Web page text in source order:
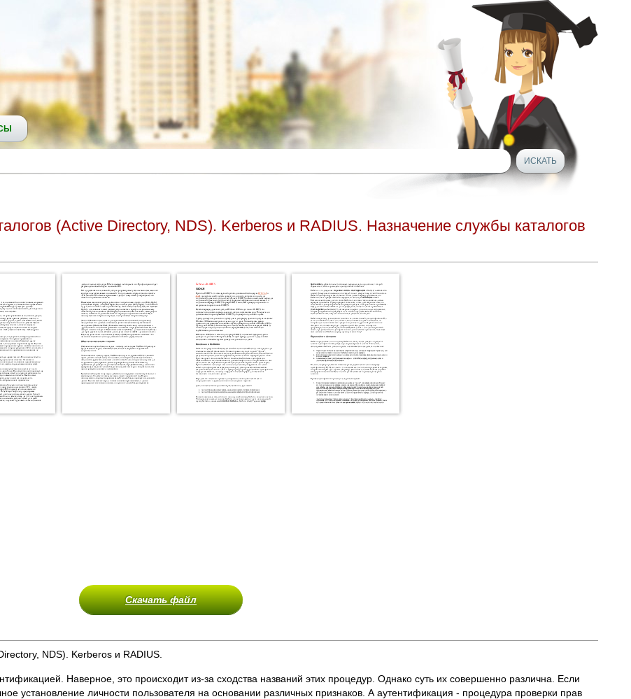
(Active Directory, NDS). Kerberos и RADIUS. Назначение службы каталогов
Скачать файл
NDS). Kerberos и RADIUS.
Наверное, это происходит из-за сходства названий этих процедур. Однако суть их совершенно различна. Если
установление личности пользователя на основании различных признаков. А аутентификация - процедура проверки прав